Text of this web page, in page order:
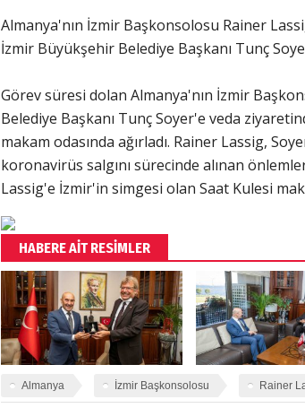
Almanya'nın İzmir Başkonsolosu Rainer
İzmir Büyükşehir Belediye Başkanı Tunç
Görev süresi dolan Almanya'nın İzmir
Belediye Başkanı Tunç Soyer'e veda
makam odasında ağırladı. Rainer Lassig,
koronavirüs salgını sürecinde alınan
Lassig'e İzmir'in simgesi olan Saat Kulesi
HABERE AİT RESİMLER
Almanya İzmir Başkonsolosu Rainer